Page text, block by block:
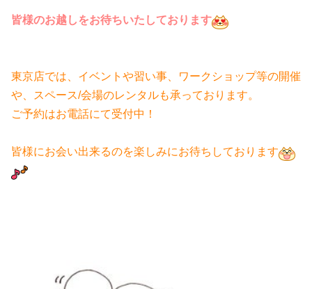
皆様のお越しをお待ちいたしております
東京店では、イベントや習い事、ワークショップ等の開催
や、スペース/会場のレンタルも承っております。
ご予約はお電話にて受付中！
皆様にお会い出来るのを楽しみにお待ちしております